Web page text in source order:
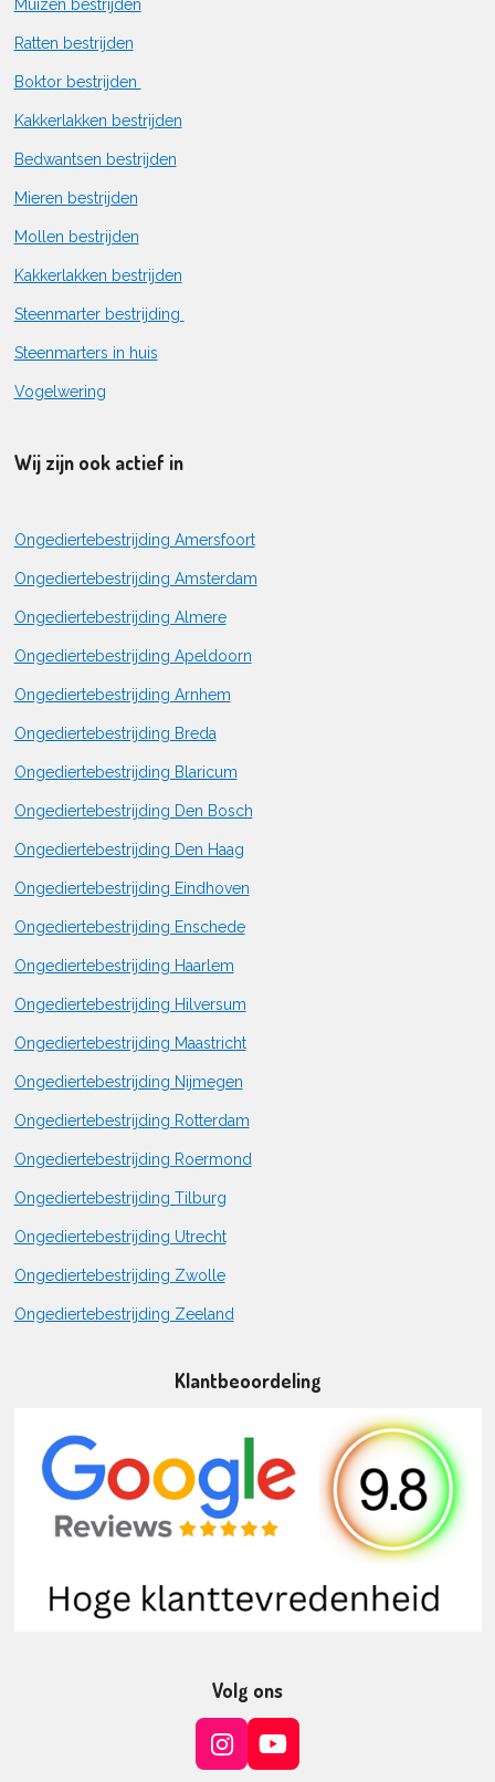
Muizen bestrijden
Ratten bestrijden
Boktor bestrijden
Kakkerlakken bestrijden
Bedwantsen bestrijden
Mieren bestrijden
Mollen bestrijden
Kakkerlakken bestrijden
Steenmarter bestrijding
Steenmarters in huis
Vogelwering
Wij zijn ook actief in
Ongediertebestrijding Amersfoort
Ongediertebestrijding Amsterdam
Ongediertebestrijding Almere
Ongediertebestrijding Apeldoorn
Ongediertebestrijding Arnhem
Ongediertebestrijding Breda
Ongediertebestrijding Blaricum
Ongediertebestrijding Den Bosch
Ongediertebestrijding Den Haag
Ongediertebestrijding Eindhoven
Ongediertebestrijding Enschede
Ongediertebestrijding Haarlem
Ongediertebestrijding Hilversum
Ongediertebestrijding Maastricht
Ongediertebestrijding Nijmegen
Ongediertebestrijding Rotterdam
Ongediertebestrijding Roermond
Ongediertebestrijding Tilburg
Ongediertebestrijding Utrecht
Ongediertebestrijding Zwolle
Ongediertebestrijding Zeeland
Klantbeoordeling
Volg ons
I
Y